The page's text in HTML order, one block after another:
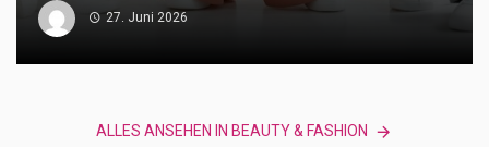
27. Juni 2026
ALLES ANSEHEN IN BEAUTY & FASHION